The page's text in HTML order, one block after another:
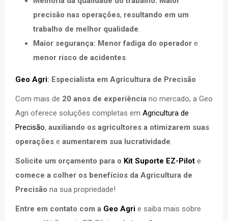
precisão nas operações, resultando em um
trabalho de melhor qualidade.
Maior segurança: Menor fadiga do operador e
menor risco de acidentes.
Geo Agri: Especialista em Agricultura de Precisão
Com mais de 20 anos de experiência no mercado, a Geo
Agri oferece soluções completas em Agricultura de
Precisão, auxiliando os agricultores a otimizarem suas
operações e aumentarem sua lucratividade.
Solicite um orçamento para o Kit Suporte EZ-Pilot e
comece a colher os benefícios da Agricultura de
Precisão na sua propriedade!
Entre em contato com a Geo Agri e saiba mais sobre